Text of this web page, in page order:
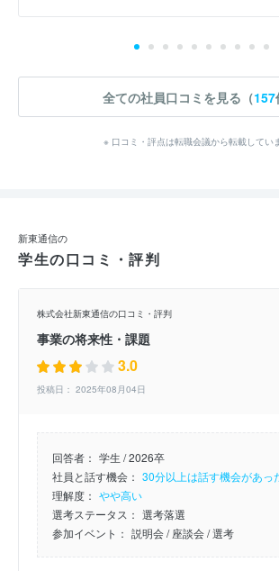
全ての社員口コミを見る（157
※ 口コミ・評点は転職会議から転載していま
新東通信の
学生の口コミ・評判
株式会社新東通信の口コミ・評判
事業の将来性・課題
3.0
投稿日： 2025年08月04日
回答者： 学生 / 2026卒
社員と話す機会： 30分以上は話す機会があっ
理解度： やや高い
選考ステータス： 選考落選
参加イベント： 説明会/ 座談会/ 選考